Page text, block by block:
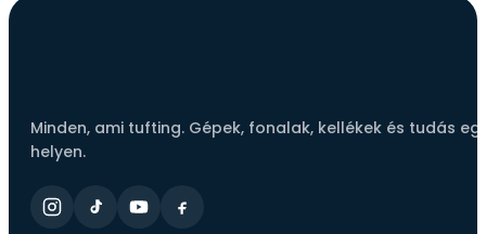
Minden, ami tufting. Gépek, fonalak, kellékek és tudás
helyen.